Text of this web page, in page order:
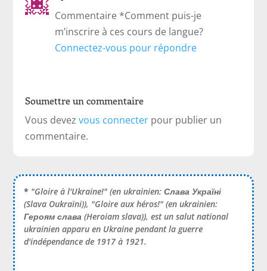
Commentaire *Comment puis-je
m’inscrire à ces cours de langue?
Connectez-vous pour répondre
Soumettre un commentaire
Vous devezvous connecter pour publier un
commentaire.
* "Gloire à l'Ukraine!" (en ukrainien:Слава Україні
(Slava Oukraïni)), "Gloire aux héros!" (en ukrainien:
Героям слава (Heroiam slava)), est un salut national
ukrainien apparu en Ukraine pendant la guerre
d'indépendance de 1917 à 1921.